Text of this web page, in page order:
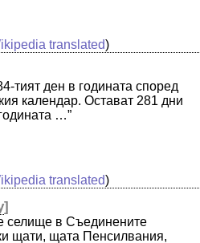
translated)
тият ден в годината според
календар. Остават 281 дни
…”
translated)
]
селище в Съединените
щати, щата Пенсилвания,